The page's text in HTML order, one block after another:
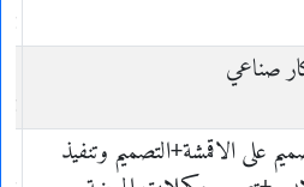
صناعي
على الاقمشة+التصميم وتنفيذ